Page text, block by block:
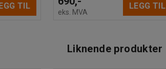
TIL
eks. MVA
LEGG TIL
Liknende produkter